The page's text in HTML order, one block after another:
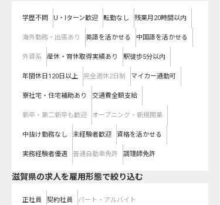
学歴不問 U・Iターン歓迎 転勤なし 残業月20時間以内
海外勤務・出張あり 英語を活かせる 中国語を活かせる
外資系 産休・育休取得実績あり 駅徒歩5分以内
年間休日120日以上 完全週休2日制 マイカー通勤可
寮社宅・住宅補助あり 交通費全額支給
新卒・第二新卒も歓迎 オープニング・新規開業
中抜け勤務なし 未経験者歓迎 資格を活かせる
実務経験者優遇 普通自動車免許 調理師免許
滋賀県の求人を雇用形態で絞り込む
正社員 契約社員 パート・アルバイト